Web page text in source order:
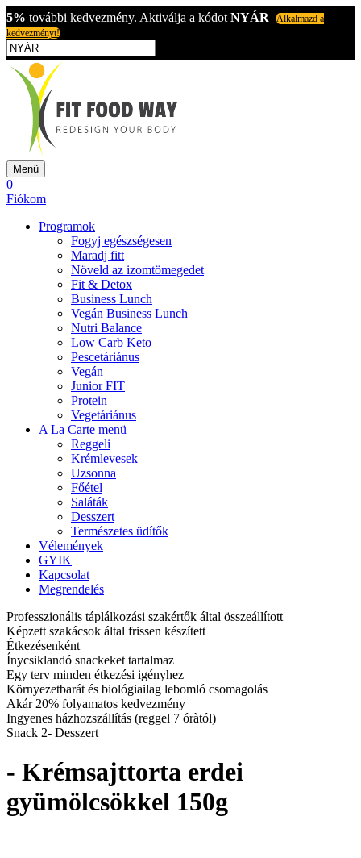
5% további kedvezmény. Aktiválja a kódot NYÁR
Alkalmazd a
kedvezményt!
Menü
0
Fiókom
Programok
Fogyj egészségesen
Maradj fitt
Növeld az izomtömegedet
Fit & Detox
Business Lunch
Vegán Business Lunch
Nutri Balance
Low Carb Keto
Pescetáriánus
Vegán
Junior FIT
Protein
Vegetáriánus
A La Carte menü
Reggeli
Krémlevesek
Uzsonna
Főétel
Saláták
Desszert
Természetes üdítők
Vélemények
GYIK
Kapcsolat
Megrendelés
Professzionális táplálkozási szakértők által összeállított
Képzett szakácsok által frissen készített
Étkezésenként
Ínycsiklandó snackeket tartalmaz
Egy terv minden étkezési igényhez
Környezetbarát és biológiailag lebomló csomagolás
Akár 20% folyamatos kedvezmény
Ingyenes házhozszállítás (reggel 7 óràtól)
Snack 2- Desszert
- Krémsajttorta erdei
gyümölcsökkel 150g